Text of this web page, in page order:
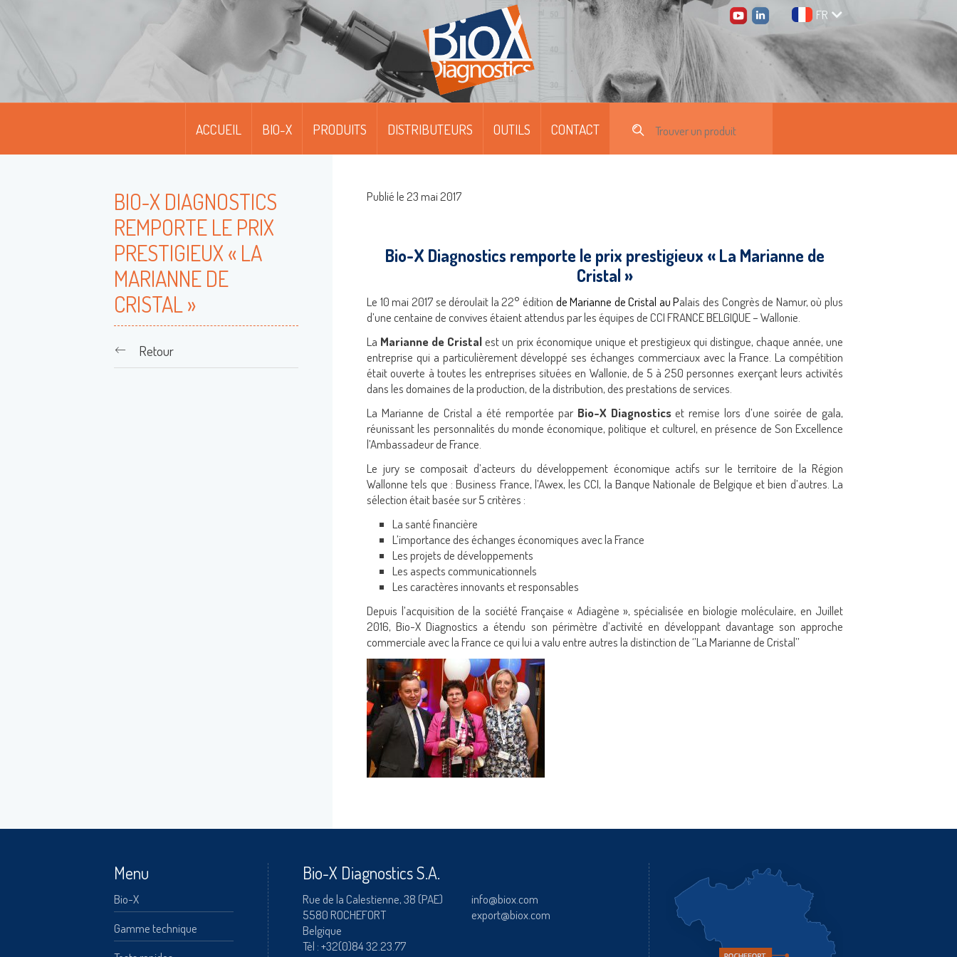
FR
ACCUEIL BIO-X
PRODUITS
DIPFIT™
DIPFIT™ SMART
MONOSCREEN™ AG/AB/QUANT-ELISA
RAINBOW™
ADIALYO™ / ADIAVET™ / ADIAPURE™ /
ADIAMAG™
DISTRIBUTEURS OUTILS CONTACT
BIO-X DIAGNOSTICS
REMPORTE LE PRIX
PRESTIGIEUX « LA
MARIANNE DE
CRISTAL »
Retour
Publié le 23 mai 2017
Bio-X Diagnostics remporte le prix prestigieux « La Marianne de
Cristal »
Le 10 mai 2017 se déroulait la 22° édition de Marianne de Cristal au Palais des Congrès de Namur, où plus
d’une centaine de convives étaient attendus par les équipes de CCI FRANCE BELGIQUE – Wallonie.
La Marianne de Cristal est un prix économique unique et prestigieux qui distingue, chaque année, une
entreprise qui a particulièrement développé ses échanges commerciaux avec la France. La compétition
était ouverte à toutes les entreprises situées en Wallonie, de 5 à 250 personnes exerçant leurs activités
dans les domaines de la production, de la distribution, des prestations de services.
La Marianne de Cristal a été remportée par Bio-X Diagnosticset remise lors d’une soirée de gala,
réunissant les personnalités du monde économique, politique et culturel, en présence de Son Excellence
l’Ambassadeur de France.
Le jury se composait d’acteurs du développement économique actifs sur le territoire de la Région
Wallonne tels que : Business France, l’Awex, les CCI, la Banque Nationale de Belgique et bien d’autres. La
sélection était basée sur 5 critères :
La santé financière
L’importance des échanges économiques avec la France
Les projets de développements
Les aspects communicationnels
Les caractères innovants et responsables
Depuis l’acquisition de la société Française « Adiagène », spécialisée en biologie moléculaire, en Juillet
2016, Bio-X Diagnostics a étendu son périmètre d’activité en développant davantage son approche
commerciale avec la France ce qui lui a valu entre autres la distinction de ‘’La Marianne de Cristal’’
Menu
Bio-X
Gamme technique
Bio-X Diagnostics S.A.
Rue de la Calestienne, 38 (PAE)
5580 ROCHEFORT
Belgique
Tèl :+32(0)84 32.23.77
info@biox.com
export@biox.com
Se connecter
Nom d'utilisateur
Mot de passe
Mot de passe oublié ? OK